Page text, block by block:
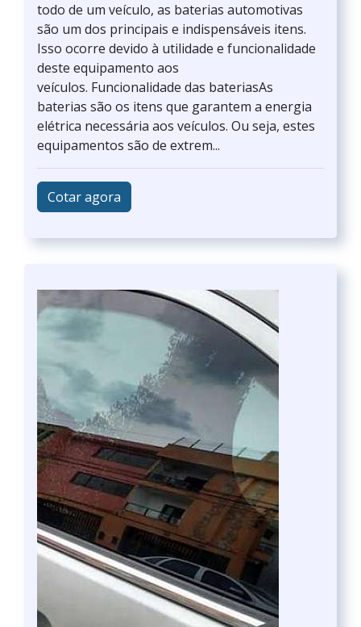
todo de um veículo, as baterias automotivas
são um dos principais e indispensáveis itens.
Isso ocorre devido à utilidade e funcionalidade
deste equipamento aos
veículos. Funcionalidade das bateriasAs
baterias são os itens que garantem a energia
elétrica necessária aos veículos. Ou seja, estes
equipamentos são de extrem...
Cotar agora